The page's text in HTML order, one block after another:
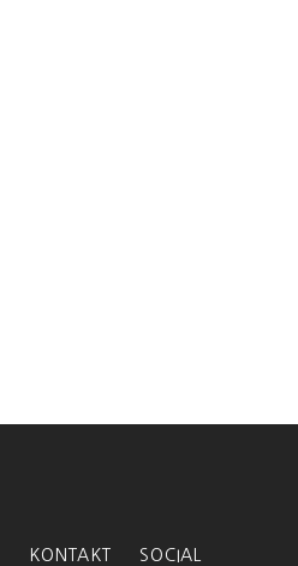
KONTAKT
SOCIAL